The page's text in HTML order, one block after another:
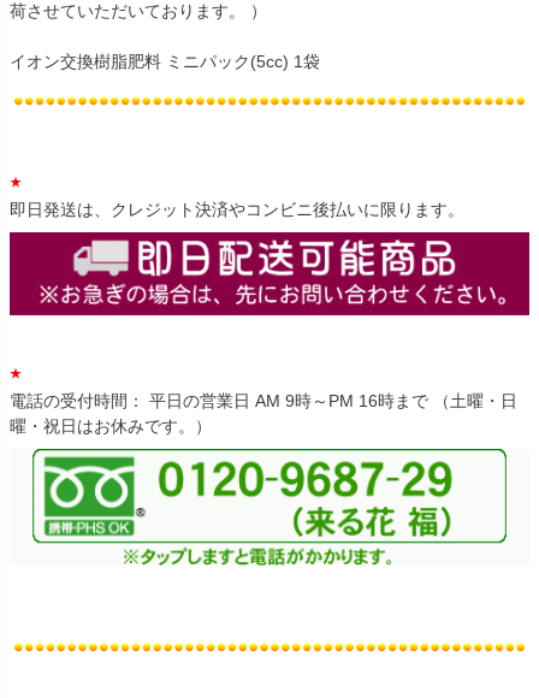
荷させていただいております。 ）
イオン交換樹脂肥料 ミニパック(5cc) 1袋
即日発送は、クレジット決済やコンビニ後払いに限ります。
電話の受付時間： 平日の営業日 AM 9時～PM 16時まで （土曜・日
曜・祝日はお休みです。）